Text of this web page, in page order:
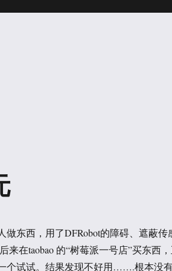
做东西，用了DFRobot的障碍、遮蔽
来在taobao 的“树莓派一号店”买东西
个试试。结果发现不好用…….根本没